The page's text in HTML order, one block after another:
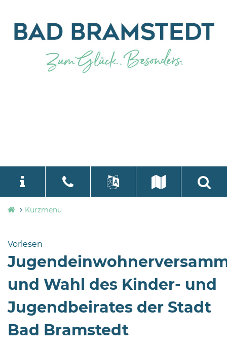
Stadtverwaltung
Bramstedt
19
24576 Bad
Bramstedt
04192-
language
Kurzmenü
Vorlesen
und Wahl des Kinder- und
Jugendbeirates der Stadt
Bad Bramstedt